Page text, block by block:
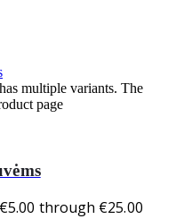
multiple variants. The
page
through €25.00